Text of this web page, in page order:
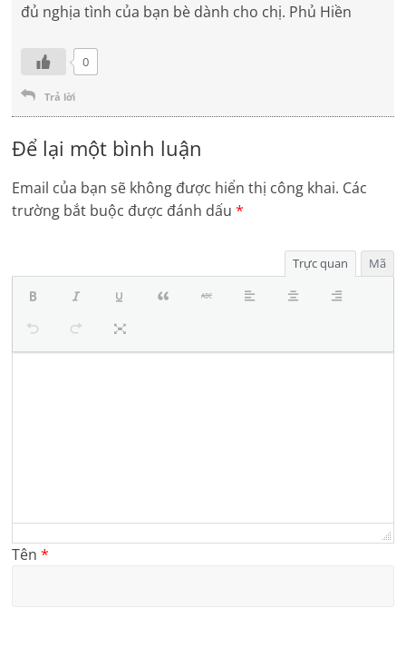
đủ nghịa tình của bạn bè dành cho chị. Phủ Hiền
0
Trả lời
Để lại một bình luận
Email của bạn sẽ không được hiển thị công khai. Các
trường bắt buộc được đánh dấu*
Trực quan Mã
Tên*